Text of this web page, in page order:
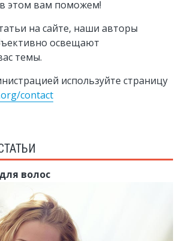
этом вам поможем!
на сайте, наши авторы
освещают
темы.
используйте страницу
contact
волос